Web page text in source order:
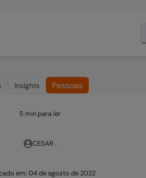
Insights Pessoas
5 min para ler
CESAR .
em: 04 de agosto de 2022